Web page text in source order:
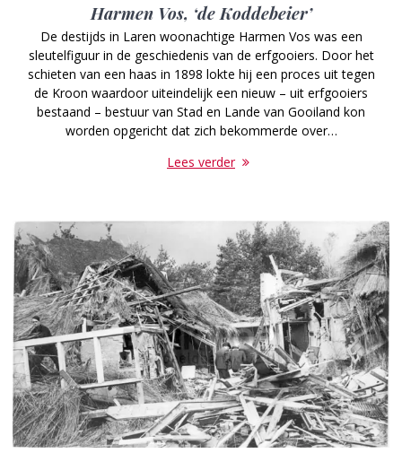
Harmen Vos, ‘de Koddebeier’
De destijds in Laren woonachtige Harmen Vos was een
sleutelfiguur in de geschiedenis van de erfgooiers. Door het
schieten van een haas in 1898 lokte hij een proces uit tegen
de Kroon waardoor uiteindelijk een nieuw – uit erfgooiers
bestaand – bestuur van Stad en Lande van Gooiland kon
worden opgericht dat zich bekommerde over…
Lees verder